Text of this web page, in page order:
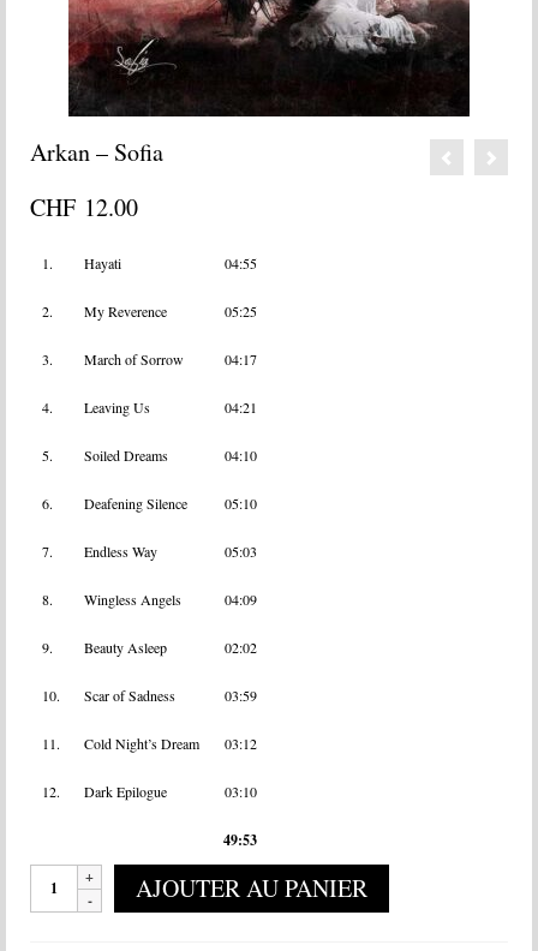
Arkan – Sofia
CHF 12.00
1. Hayati 04:55
2. My Reverence 05:25
3. March of Sorrow 04:17
4. Leaving Us 04:21
5. Soiled Dreams 04:10
6. Deafening Silence 05:10
7. Endless Way 05:03
8. Wingless Angels 04:09
9. Beauty Asleep 02:02
10. Scar of Sadness 03:59
11. Cold Night’s Dream 03:12
12. Dark Epilogue 03:10
49:53
AJOUTER AU PANIER